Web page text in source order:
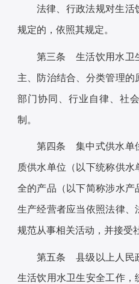
法律、行政法规对生活
规定的，依照其规定。
第三条 生活饮用水卫
主、防治结合、分类管理的
部门协同、行业自律、社
制。
第四条 集中式供水单
质供水单位（以下统称供
全的产品（以下简称涉水产
生产经营者应当依照法律、
规范从事相关活动，并接受
第五条 县级以上人民
生活饮用水卫生安全工作，